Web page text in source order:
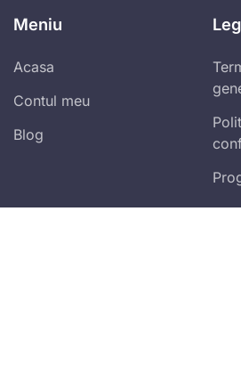
Meniu
Acasa
Contul meu
Blog